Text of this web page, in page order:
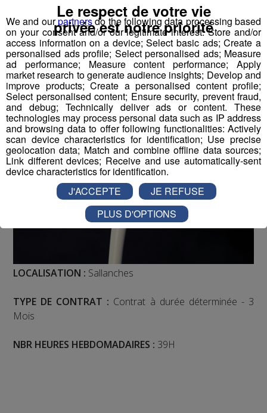
Publié par Romain Bruneau-20 avril 2016 à 10h56
Radio Mont Blanc
Animation
Offres d'Emploi
LOCALISATION : Sallanches
TYPE DE CONTRAT : Contrat à durée déterminée - 3
Mois
NBR HEURES HEBDOMADAIRES : 39H
We and ourpartnersdo the following data processing based
on your consent and/or our legitimate interest: Store and/or
access information on a device; Select basic ads; Create a
personalised ads profile; Select personalised ads; Measure
ad performance; Measure content performance; Apply
market research to generate audience insights; Develop and
improve products; Create a personalised content profile;
Select personalised content; Ensure security, prevent fraud,
and debug; Technically deliver ads or content. These
technologies may process personal data such as IP address
and browsing data to offer following functionalities: Actively
scan device characteristics for identification; Use precise
geolocation data; Match and combine offline data sources;
Link different devices; Receive and use automatically-sent
device characteristics for identification.
Le respect de votre vie
privée est notre priorité
J'ACCEPTE
JE REFUSE
PLUS D'OPTIONS